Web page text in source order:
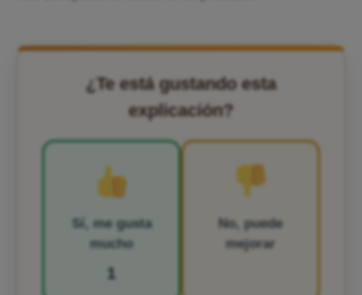
¿Te está gustando esta
explicación?
Sí, me gusta
mucho
1
No, puede
mejorar